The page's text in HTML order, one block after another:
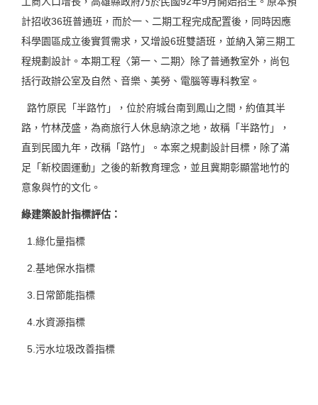
計招收36班普通班，而於一、二期工程完成配置後，同時因應
科學園區成立後實質需求，又增設6班雙語班，並納入第三期工
程規劃設計。本期工程〈第一、二期〉除了普通教室外，尚包
括行政辦公室及自然、音樂、美勞、電腦等專科教室。
路竹原民「半路竹」，位於府城台南到鳳山之間，約值其半
路，竹林茂盛，為商旅行人休息納涼之地，故稱「半路竹」，
直到民國九年，改稱「路竹」。本案之規劃設計目標，除了滿
足「新校園運動」之後的新教育理念，並且冀期彰顯當地竹的
意象與竹的文化。
綠建築設計指標評估 ：
1.綠化量指標
2.基地保水指標
3.日常節能指標
4.水資源指標
5.污水垃圾改善指標